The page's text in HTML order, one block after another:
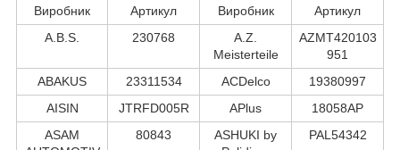
Виробник Артикул Виробник
Артикул
A.B.S.
230768
A.Z.
Meisterteile
AZMT420103
951
ABAKUS
23311534 ACDelco
19380997
AISIN
JTRFD005R APlus
18058AP
ASAM
80843
ASHUKI by
PAL54342